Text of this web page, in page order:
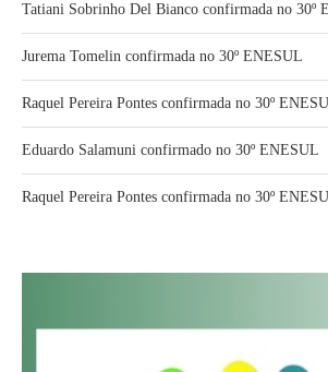
Tatiani Sobrinho Del Bianco confirmada no 30º
Jurema Tomelin confirmada no 30º ENESUL
Raquel Pereira Pontes confirmada no 30º
Eduardo Salamuni confirmado no 30º ENESUL
Raquel Pereira Pontes confirmada no 30º